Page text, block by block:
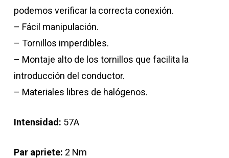
podemos verificar la correcta conexión.
– Fácil manipulación.
– Tornillos imperdibles.
– Montaje alto de los tornillos que facilita la
introducción del conductor.
– Materiales libres de halógenos.
Intensidad: 57A
Par apriete: 2 Nm